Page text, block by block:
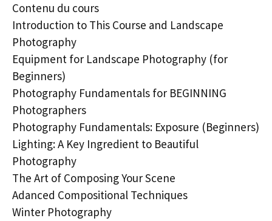
Contenu du cours
Introduction to This Course and Landscape
Photography
Equipment for Landscape Photography (for
Beginners)
Photography Fundamentals for BEGINNING
Photographers
Photography Fundamentals: Exposure (Beginners)
Lighting: A Key Ingredient to Beautiful
Photography
The Art of Composing Your Scene
Adanced Compositional Techniques
Winter Photography